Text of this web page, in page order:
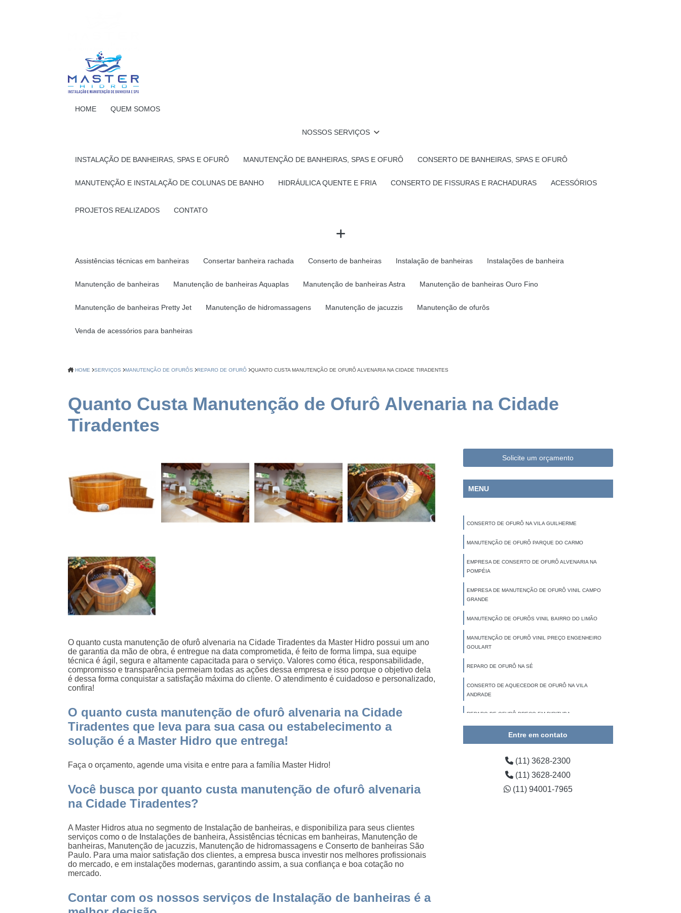
HOME QUEM SOMOS
NOSSOS SERVIÇOS
INSTALAÇÃO DE BANHEIRAS, SPAS E OFURÔ MANUTENÇÃO DE BANHEIRAS, SPAS E OFURÔ CONSERTO DE BANHEIRAS, SPAS E OFURÔ
MANUTENÇÃO E INSTALAÇÃO DE COLUNAS DE BANHO HIDRÁULICA QUENTE E FRIA CONSERTO DE FISSURAS E RACHADURAS ACESSÓRIOS
PROJETOS REALIZADOS CONTATO
Assistências técnicas em banheiras Consertar banheira rachada Conserto de banheiras Instalação de banheiras Instalações de banheira
Manutenção de banheiras Manutenção de banheiras Aquaplas Manutenção de banheiras Astra Manutenção de banheiras Ouro Fino
Manutenção de banheiras Pretty Jet Manutenção de hidromassagens Manutenção de jacuzzis Manutenção de ofurôs
Venda de acessórios para banheiras
HOME SERVIÇOS MANUTENÇÃO DE OFURÔS REPARO DE OFURÔ QUANTO CUSTA MANUTENÇÃO DE OFURÔ ALVENARIA NA CIDADE TIRADENTES
Quanto Custa Manutenção de Ofurô Alvenaria na Cidade
Tiradentes
O quanto custa manutenção de ofurô alvenaria na Cidade Tiradentes da Master Hidro possui um ano
de garantia da mão de obra, é entregue na data comprometida, é feito de forma limpa, sua equipe
técnica é ágil, segura e altamente capacitada para o serviço. Valores como ética, responsabilidade,
compromisso e transparência permeiam todas as ações dessa empresa e isso porque o objetivo dela
é dessa forma conquistar a satisfação máxima do cliente. O atendimento é cuidadoso e personalizado,
confira!
O quanto custa manutenção de ofurô alvenaria na Cidade
Tiradentes que leva para sua casa ou estabelecimento a
solução é a Master Hidro que entrega!
Faça o orçamento, agende uma visita e entre para a família Master Hidro!
Você busca por quanto custa manutenção de ofurô alvenaria
na Cidade Tiradentes?
A Master Hidros atua no segmento de Instalação de banheiras, e disponibiliza para seus clientes
serviços como o de Instalações de banheira, Assistências técnicas em banheiras, Manutenção de
banheiras, Manutenção de jacuzzis, Manutenção de hidromassagens e Conserto de banheiras São
Paulo. Para uma maior satisfação dos clientes, a empresa busca investir nos melhores profissionais
do mercado, e em instalações modernas, garantindo assim, a sua confiança e boa cotação no
mercado.
Contar com os nossos serviços de Instalação de banheiras é a
Solicite um orçamento
MENU
CONSERTO DE OFURÔ NA VILA GUILHERME
MANUTENÇÃO DE OFURÔ PARQUE DO CARMO
EMPRESA DE CONSERTO DE OFURÔ ALVENARIA NA
POMPÉIA
EMPRESA DE MANUTENÇÃO DE OFURÔ VINIL CAMPO
GRANDE
MANUTENÇÃO DE OFURÔS VINIL BAIRRO DO LIMÃO
MANUTENÇÃO DE OFURÔ VINIL PREÇO ENGENHEIRO
GOULART
REPARO DE OFURÔ NA SÉ
CONSERTO DE AQUECEDOR DE OFURÔ NA VILA
ANDRADE
REPARO DE OFURÔ PREÇO EM PIRITUBA
CONSERTO DE AQUECEDORES DE OFURÔ PARQUE
Entre em contato
(11) 3628-2300
(11) 3628-2400
(11) 94001-7965